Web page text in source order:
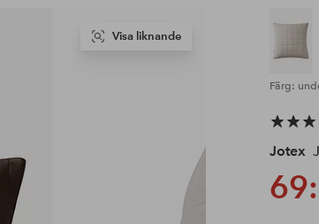
Visa liknande
Färg:
Jotex